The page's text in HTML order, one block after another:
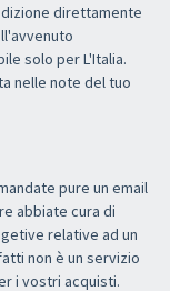
direttamente
solo per L'Italia.
nelle note del tuo
pure un email
abbiate cura di
relative ad un
non è un servizio
i vostri acquisti.